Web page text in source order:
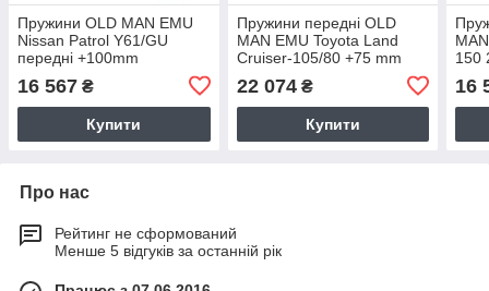
Пружини OLD MAN EMU
Nissan Patrol Y61/GU
передні +100mm
16 567 ₴
Купити
Пружини передні OLD
MAN EMU Toyota Land
Cruiser-105/80 +75 mm
22 074₴
Купити
150
16
Про нас
Рейтинг не сформований
Менше 5 відгуків за останній рік